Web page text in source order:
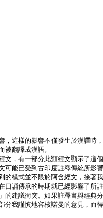
，這樣的影響不僅發生於漢譯時
翻譯成漢語。
文，有一部分此類經文顯示了這
可能已受到古印度註釋傳統所影
的模式並不限於阿含經文，接著
口誦傳承的時期就已經影響了所
的建議衝突。如果註釋書與經典
分我謹慎地審核諾曼的意見，而